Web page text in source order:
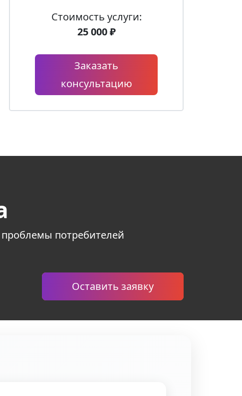
Стоимость услуги:
25 000 ₽
Заказать
консультацию
потребителей
Оставить заявку